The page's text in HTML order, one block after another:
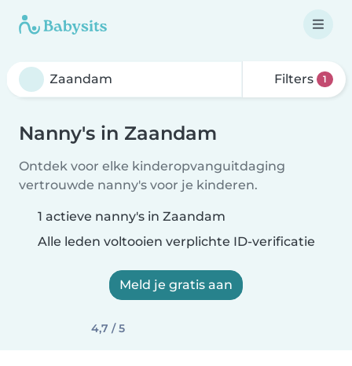
Filters 1
Nanny's in Zaandam
Ontdek voor elke kinderopvanguitdaging
vertrouwde nanny's voor je kinderen.
1 actieve nanny's in Zaandam
Alle leden voltooien verplichte ID-verificatie
Meld je gratis aan
4,7 / 5